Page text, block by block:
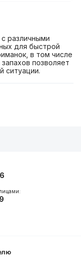
различными
для быстрой
в том числе
позволяет
ситуации.
в WhatsApp